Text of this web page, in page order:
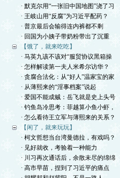
· 默克尔用“一张旧中国地图”浇了习
· 王岐山用“反腐”为习近平配药？
· 普京最后会输得连内裤都不剩
· 回国为小姨子带奶粉带出了沉重
【饿了，就来吃吃】
· 马英九该不该对“服贸协议黑箱操
· 怎样解读第一夫人米希尔访华？
· 贪腐合法化：从“好人”温家宝的家
· 从薄熙来的“淫事档案”说起
· 爱国不能成贼：岳飞就是史上头号
· 钓鱼岛冷思考：菲越算小鱼小虾，
· 怎么看待王立军与薄熙来的关系？
【闲了，就来玩玩】
· 柯文哲想当台湾曼德拉，有戏吗？
· 见好就收，考验着一种能力
· 川习再次通话后，余散未尽的绵绵
· 高市早苗，捏到了习近平的痛点